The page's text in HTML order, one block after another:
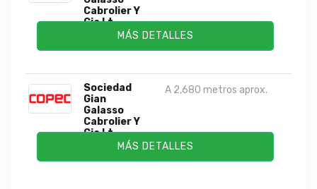
Cabrolier Y
Cia Lt...
MÁS DETALLES
Sociedad
Gian
Galasso
Cabrolier Y
Cia Lt...
A 2,680 metros aprox.
MÁS DETALLES